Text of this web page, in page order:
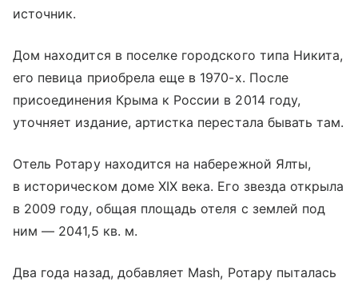
источник.
Дом находится в поселке городского типа Никита,
его певица приобрела еще в 1970-х. После
присоединения Крыма к России в 2014 году,
уточняет издание, артистка перестала бывать там.
Отель Ротару находится на набережной Ялты,
в историческом доме XIX века. Его звезда открыла
в 2009 году, общая площадь отеля с землей под
ним — 2041,5 кв. м.
Два года назад, добавляет Mash, Ротару пыталась